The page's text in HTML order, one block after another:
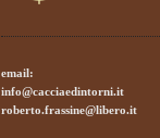
email:
info@cacciaedintorni.it
roberto.frassine@libero.it